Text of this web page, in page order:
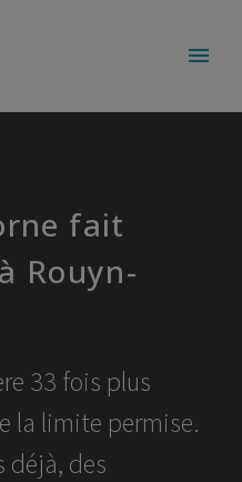
fait
Rouyn-
33 fois plus
la limite permise.
déjà, des